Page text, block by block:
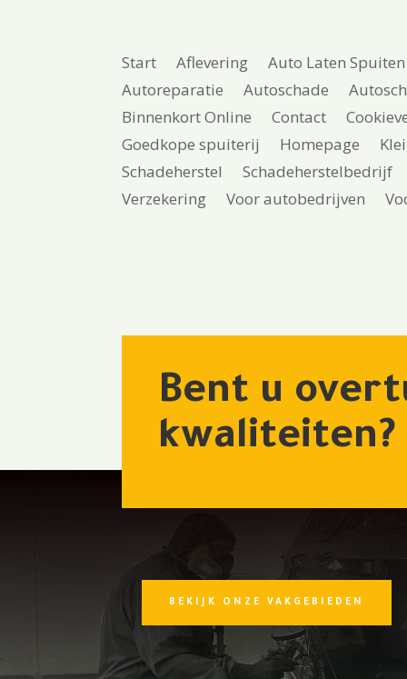
Start Aflevering Auto Laten Spuiten
Autoreparatie
Autoschade
Binnenkort Online
Contact
Goedkope spuiterij
Homepage
Schadeherstel
Schadeherstelbedrijf
Verzekering
Voor autobedrijven
Bent u
kwaliteiten?
BEKIJK ONZE VAKGEBIEDEN